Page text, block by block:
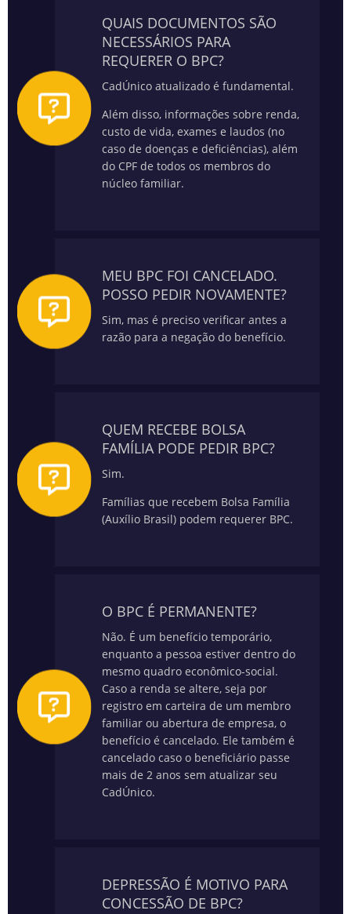
QUAIS DOCUMENTOS SÃO
NECESSÁRIOS PARA
REQUERER O BPC?
CadÚnico atualizado é fundamental.
Além disso, informações sobre renda,
custo de vida, exames e laudos (no
caso de doenças e deficiências), além
do CPF de todos os membros do
núcleo familiar.
MEU BPC FOI CANCELADO.
POSSO PEDIR NOVAMENTE?
Sim, mas é preciso verificar antes a
razão para a negação do benefício.
QUEM RECEBE BOLSA
FAMÍLIA PODE PEDIR BPC?
Sim.
Famílias que recebem Bolsa Família
(Auxílio Brasil) podem requerer BPC.
O BPC É PERMANENTE?
Não. É um benefício temporário,
enquanto a pessoa estiver dentro do
mesmo quadro econômico-social.
Caso a renda se altere, seja por
registro em carteira de um membro
familiar ou abertura de empresa, o
benefício é cancelado. Ele também é
cancelado caso o beneficiário passe
mais de 2 anos sem atualizar seu
CadÚnico.
DEPRESSÃO É MOTIVO PARA
CONCESSÃO DE BPC?